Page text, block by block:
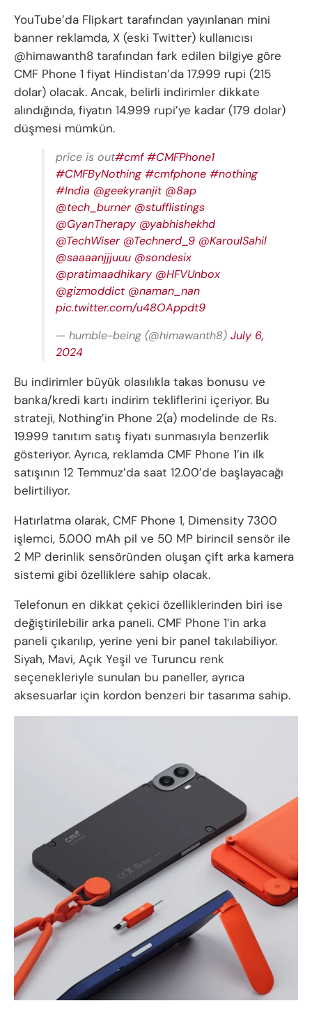
YouTube’da Flipkart tarafından yayınlanan mini
banner reklamda, X (eski Twitter) kullanıcısı
@himawanth8 tarafından fark edilen bilgiye göre
CMF Phone 1 fiyat Hindistan’da 17.999 rupi (215
dolar) olacak. Ancak, belirli indirimler dikkate
alındığında, fiyatın 14.999 rupi’ye kadar (179 dolar)
düşmesi mümkün.
price is out#cmf #CMFPhone1
#CMFByNothing #cmfphone #nothing
#India @geekyranjit @8ap
@tech_burner @stufflistings
@GyanTherapy @yabhishekhd
@TechWiser @Technerd_9 @KaroulSahil
@saaaanjjjuuu @sondesix
@pratimaadhikary @HFVUnbox
@gizmoddict @naman_nan
pic.twitter.com/u48OAppdt9
— humble-being (@himawanth8) July 6,
2024
Bu indirimler büyük olasılıkla takas bonusu ve
banka/kredi kartı indirim tekliflerini içeriyor. Bu
strateji, Nothing’in Phone 2(a) modelinde de Rs.
19.999 tanıtım satış fiyatı sunmasıyla benzerlik
gösteriyor. Ayrıca, reklamda CMF Phone 1’in ilk
satışının 12 Temmuz’da saat 12.00’de başlayacağı
belirtiliyor.
Hatırlatma olarak, CMF Phone 1, Dimensity 7300
işlemci, 5.000 mAh pil ve 50 MP birincil sensör ile
2 MP derinlik sensöründen oluşan çift arka kamera
sistemi gibi özelliklere sahip olacak.
Telefonun en dikkat çekici özelliklerinden biri ise
değiştirilebilir arka paneli. CMF Phone 1’in arka
paneli çıkarılıp, yerine yeni bir panel takılabiliyor.
Siyah, Mavi, Açık Yeşil ve Turuncu renk
seçenekleriyle sunulan bu paneller, ayrıca
aksesuarlar için kordon benzeri bir tasarıma sahip.